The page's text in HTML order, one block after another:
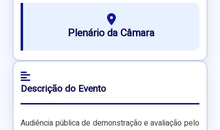
Plenário da Câmara
Descrição do Evento
Audiência pública de demonstração e avaliação pelo